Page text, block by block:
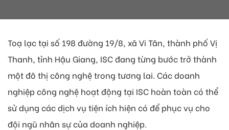
Toạ lạc tại số 198 đường 19/8, xã Vi Tân, thành phố Vị
Thanh, tỉnh Hậu Giang, ISC đang từng bước trở thành
một đô thị công nghệ trong tương lai. Các doanh
nghiệp công nghệ hoạt động tại ISC hoàn toàn có thể
sử dụng các dịch vụ tiện ích hiện có để phục vụ cho
đội ngũ nhân sự của doanh nghiệp.